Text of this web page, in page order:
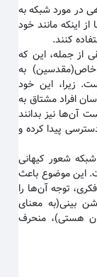
در مورد شبکه به
مانند خود
کنند.
جمله، این که
به
زیرا، این خود
افراد مشتاق به
آن‌ها نیز بدانند
پیدا کرده و
شعور کیهانی
موضوع باعث
توجه آن‌ها را
معنای
هستی)، منحرف